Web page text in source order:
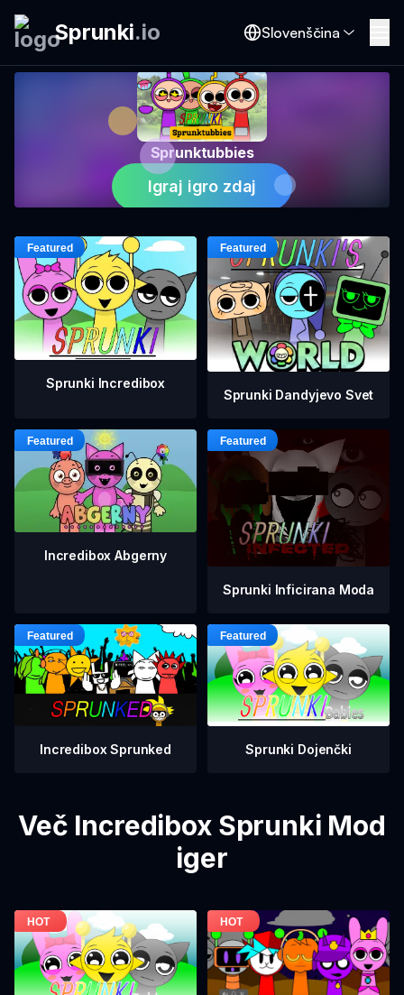
Sprunki.io Slovenščina
Sprunktubbies
Igraj igro zdaj
Sprunki Incredibox
Sprunki Dandyjevo Svet
Incredibox Abgerny
Sprunki Inficirana Moda
Incredibox Sprunked Sprunki Dojenčki
Več Incredibox Sprunki Mod
iger